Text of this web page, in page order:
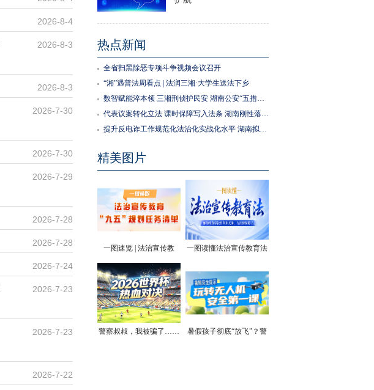
2026-8-4
2026-8-3
2026-8-3
2026-7-30
2026-7-30
2026-7-29
2026-7-28
2026-7-28
2026-7-24
2026-7-23
2026-7-23
2026-7-22
热点新闻
全省扫黑除恶专项斗争视频会议召开
“湘”遇普法周看点 | 法润三湘·大学生送法下乡
数智赋能淬本领 三湘刑侦护民安 湖南公安“五措并举”推进执法规范化建设
代表议案转化立法 课时保障写入法条 湖南刚性落实中小学生体育锻炼要求
提升反电诈工作规范化法治化实战化水平 湖南拟为反电诈工作立法
精美图片
一图速览 | 法治宣传教
育“九五”规划任务清单
一图读懂法治宣传教育法
务，有法律保障了
警察叔叔，我被骗了……
暑假孩子彻底“放飞”？警